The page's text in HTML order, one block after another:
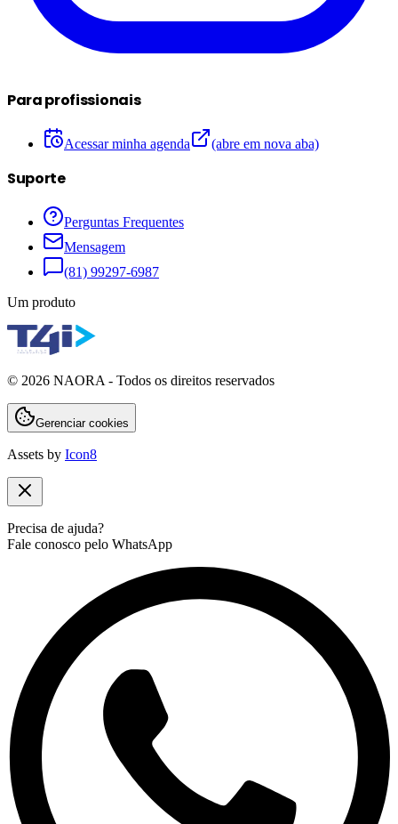
Para profissionais
Acessar minha agenda (abre em nova aba)
Suporte
Perguntas Frequentes
Mensagem
(81) 99297-6987
Um produto
© 2026 NAORA - Todos os direitos reservados
Gerenciar cookies
Assets by Icon8
Precisa de ajuda?
Fale conosco pelo WhatsApp